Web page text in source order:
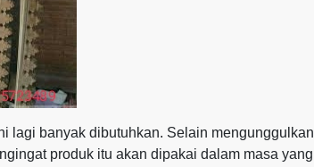
lagi banyak dibutuhkan. Selain mengunggulkan
produk itu akan dipakai dalam masa yang